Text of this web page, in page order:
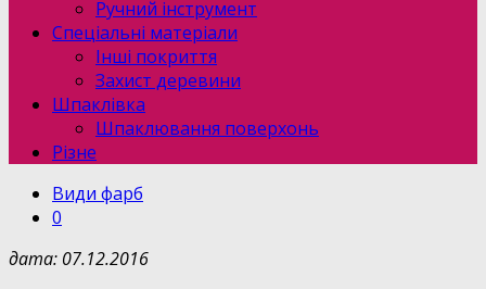
Ручний інструмент
Спеціальні матеріали
Інші покриття
Захист деревини
Шпаклівка
Шпаклювання поверхонь
Різне
Види фарб
0
дата: 07.12.2016